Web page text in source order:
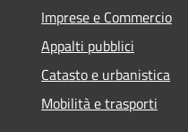
Imprese e Commercio
Appalti pubblici
Catasto e urbanistica
Mobilità e trasporti